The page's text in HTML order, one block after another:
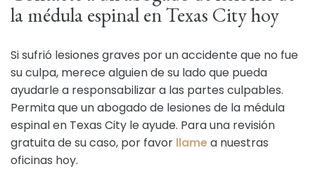
la médula espinal en Texas City hoy
Si sufrió lesiones graves por un accidente que no fue
su culpa, merece alguien de su lado que pueda
ayudarle a responsabilizar a las partes culpables.
Permita que un abogado de lesiones de la médula
espinal en Texas City le ayude. Para una revisión
gratuita de su caso, por favor llamea nuestras
oficinas hoy.